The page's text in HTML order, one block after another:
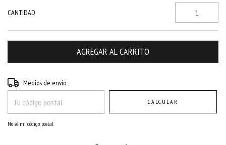
CANTIDAD
Entregas para el CP:
Medios de envío
CALCULAR
No sé mi código postal